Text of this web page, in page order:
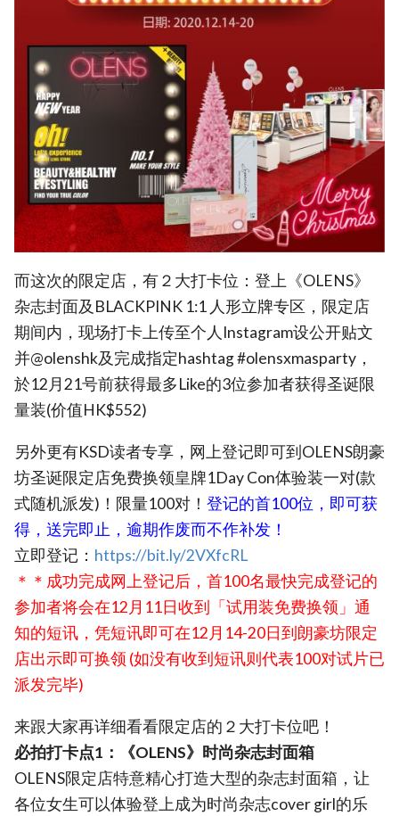
而这次的限定店，有２大打卡位：登上《OLENS》
杂志封面及BLACKPINK 1:1 人形立牌专区，限定店
期间内，现场打卡上传至个人Instagram设公开贴文
并@olenshk及完成指定hashtag #olensxmasparty，
於12月21号前获得最多Like的3位参加者获得圣诞限
量装(价值HK$552)
另外更有KSD读者专享，网上登记即可到OLENS朗豪
坊圣诞限定店免费换领皇牌1Day Con体验装一对(款
式随机派发)！限量100对！ 登记的首100位，即可获
得，送完即止，逾期作废而不作补发！
立即登记： https://bit.ly/2VXfcRL
＊＊成功完成网上登记后，首100名最快完成登记的
参加者将会在12月11日收到「试用装免费换领」通
知的短讯，凭短讯即可在12月14-20日到朗豪坊限定
店出示即可换领 (如没有收到短讯则代表100对试片已
派发完毕)
来跟大家再详细看看限定店的２大打卡位吧！
必拍打卡点1：《OLENS》时尚杂志封面箱
OLENS限定店特意精心打造大型的杂志封面箱，让
各位女生可以体验登上成为时尚杂志cover girl的乐